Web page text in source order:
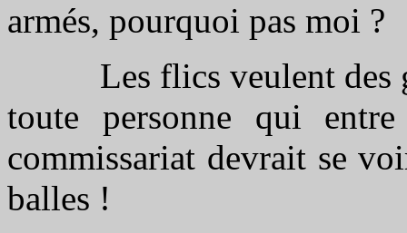
armés, pourquoi pas moi ?
Les flics veulent des
toute personne qui
commissariat devrait se
balles !